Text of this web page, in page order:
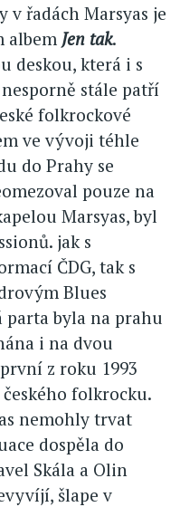
v řadách Marsyas je
albem Jen tak.
deskou, která i s
stále patří
folkrockové
ve vývoji téhle
do Prahy se
pouze na
Marsyas, byl
jak s
ČDG, tak s
Blues
parta byla na prahu
i na dvou
z roku 1993
folkrocku.
nemohly trvat
dospěla do
Skála a Olin
šlape v